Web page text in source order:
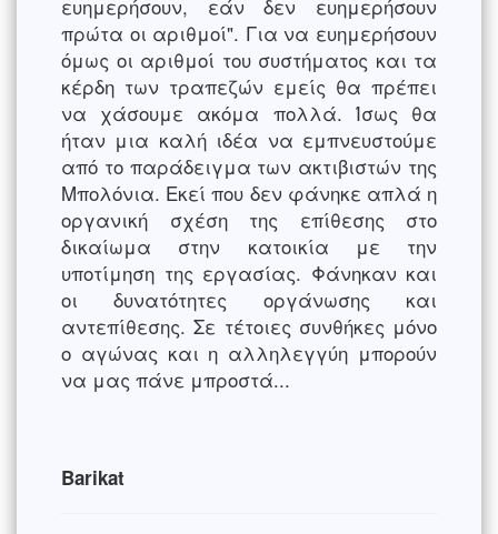
ευημερήσουν, εάν δεν ευημερήσουν
πρώτα οι αριθμοί". Για να ευημερήσουν
όμως οι αριθμοί του συστήματος και τα
κέρδη των τραπεζών εμείς θα πρέπει
να χάσουμε ακόμα πολλά. Ίσως θα
ήταν μια καλή ιδέα να εμπνευστούμε
από το παράδειγμα των ακτιβιστών της
Μπολόνια. Εκεί που δεν φάνηκε απλά η
οργανική σχέση της επίθεσης στο
δικαίωμα στην κατοικία με την
υποτίμηση της εργασίας. Φάνηκαν και
οι δυνατότητες οργάνωσης και
αντεπίθεσης. Σε τέτοιες συνθήκες μόνο
ο αγώνας και η αλληλεγγύη μπορούν
να μας πάνε μπροστά...
Βarikat